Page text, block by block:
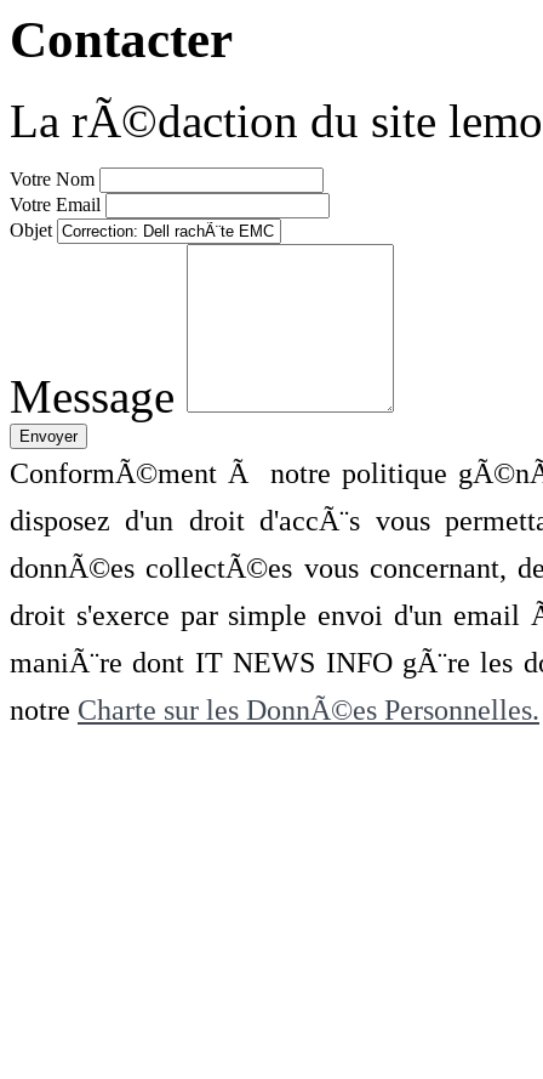
Contacter
La rÃ©daction du site
Votre Nom
Votre Email
Objet
Message
ConformÃ©ment Ã notre politique
disposez d'un droit d'accÃ¨s vous
donnÃ©es collectÃ©es vous concernant,
droit s'exerce par simple envoi d'un
maniÃ¨re dont IT NEWS INFO gÃ¨re les
notre Charte sur les DonnÃ©es Personnelles.